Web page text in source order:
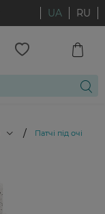
UA RU
/ Патчі під очі